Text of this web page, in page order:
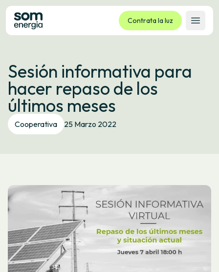
Contrata la luz
Abrir
Tarifas
Servicios
Empresas
La cooperativa
Contacto
Sesión informativa para
hacer repaso de los
últimos meses
Cooperativa 25 Marzo 2022